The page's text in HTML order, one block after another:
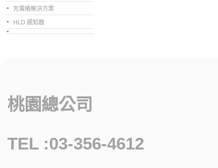
充電樁解決方案
HLD 感知器
桃園總公司
TEL :03-356-4612